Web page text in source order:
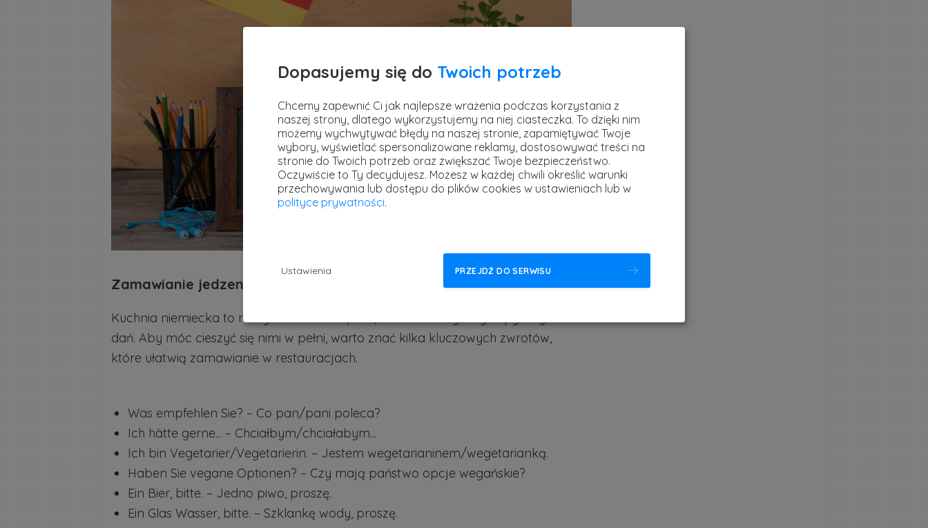
Zamawianie jedzenia i picia
Kuchnia niemiecka to nie tylko kiełbasa i piwo, ale też szereg innych pysznych
dań. Aby móc cieszyć się nimi w pełni, warto znać kilka kluczowych zwrotów,
które ułatwią zamawianie w restauracjach.
Was empfehlen Sie? – Co pan/pani poleca?
Ich hätte gerne... – Chciałbym/chciałabym...
Ich bin Vegetarier/Vegetarierin. – Jestem wegetarianinem/wegetarianką.
Haben Sie vegane Optionen? – Czy mają państwo opcje wegańskie?
Ein Bier, bitte. – Jedno piwo, proszę.
Ein Glas Wasser, bitte. – Szklankę wody, proszę.
Dopasujemy się do Twoich potrzeb
Chcemy zapewnić Ci jak najlepsze wrażenia podczas korzystania z
naszej strony, dlatego wykorzystujemy na niej ciasteczka. To dzięki nim
możemy wychwytywać błędy na naszej stronie, zapamiętywać Twoje
wybory, wyświetlać spersonalizowane reklamy, dostosowywać treści na
stronie do Twoich potrzeb oraz zwiększać Twoje bezpieczeństwo.
Oczywiście to Ty decydujesz. Możesz w każdej chwili określić warunki
przechowywania lub dostępu do plików cookies w ustawieniach lub w
polityce prywatności.
Ustawienia PRZEJDŹ DO SERWISU